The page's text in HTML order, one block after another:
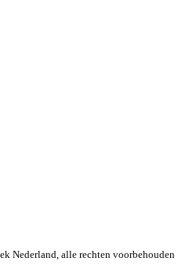
Nederland, alle rechten voorbehouden